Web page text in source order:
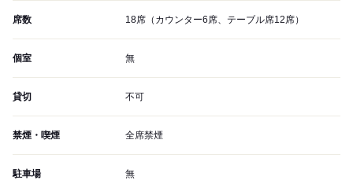
席数 18席（カウンター6席、テーブル席12席）
個室 無
貸切 不可
禁煙・喫煙 全席禁煙
駐車場 無